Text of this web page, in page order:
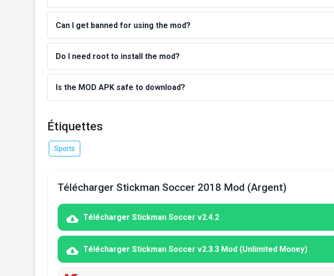
Can I get banned for using the mod?
Do I need root to install the mod?
Is the MOD APK safe to download?
Étiquettes
Sports
Télécharger Stickman Soccer 2018 Mod (Argent)
Télécharger Stickman Soccer v2.4.2
Télécharger Stickman Soccer v2.3.3 Mod (Unlimited Money)